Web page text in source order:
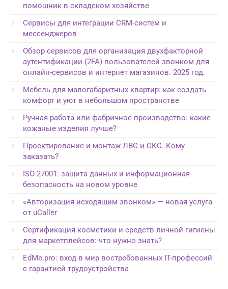
помощник в складском хозяйстве
Сервисы для интеграции CRM-систем и
мессенджеров
Обзор сервисов для организация двухфакторной
аутентификации (2FA) пользователей звонком для
онлайн-сервисов и интернет магазинов. 2025 год.
Мебель для малогабаритных квартир: как создать
комфорт и уют в небольшом пространстве
Ручная работа или фабричное производство: какие
кожаные изделия лучше?
Проектирование и монтаж ЛВС и СКС. Кому
заказать?
ISO 27001: защита данных и информационная
безопасность на новом уровне
«Авторизация исходящим звонком» — новая услуга
от uCaller
Сертификация косметики и средств личной гигиены
для маркетплейсов: что нужно знать?
EdMe.pro: вход в мир востребованных IT-профессий
с гарантией трудоустройства